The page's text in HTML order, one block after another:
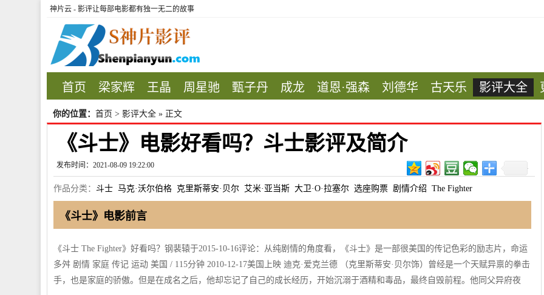
神片云 - 影评让每部电影都有独一无二的故事
首页 梁家辉 王晶 周星驰 甄子丹 成龙 道恩·强森 刘德华 古天乐 影评大全
你的位置： 首页 > 影评大全 » 正文
《斗士》电影好看吗？斗士影评及简介
发布时间：2021-08-09 19:22:00
作品分类： 斗士 马克·沃尔伯格 克里斯蒂安·贝尔 艾米·亚当斯 大卫·O·拉塞尔 选座购票 剧情介绍 The Fighter
《斗士》电影前言
《斗士 The Fighter》好看吗？钢裴辕于2015-10-16评论：从纯剧情的角度看，《斗士》是一部很美国的传记色彩的励志片，命运
多舛 剧情 家庭 传记 运动 美国 / 115分钟 2010-12-17美国上映 迪克·爱克兰德 （克里斯蒂安·贝尔饰）曾经是一个天赋异禀的拳击
手，也是家庭的骄傲。但是在成名之后，他却忘记了自己的成长经历，开始沉溺于酒精和毒品，最终自毁前程。他同父异府夜